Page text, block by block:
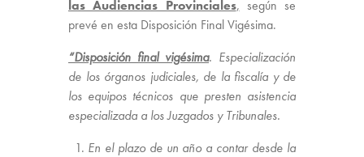
las Audiencias Provinciales, según se
prevé en esta Disposición Final Vigésima.
“Disposición final vigésima. Especialización
de los órganos judiciales, de la fiscalía y de
los equipos técnicos que presten asistencia
especializada a los Juzgados y Tribunales.
En el plazo de un año a contar desde la